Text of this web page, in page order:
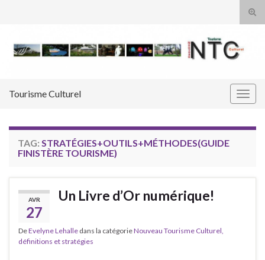
Tourisme Culturel
TAG: STRATÉGIES+OUTILS+MÉTHODES(GUIDE
FINISTÈRE TOURISME)
AVR
27
Un Livre d’Or numérique!
DeEvelyne Lehalle dans la catégorieNouveau Tourisme Culturel,
définitions et stratégies